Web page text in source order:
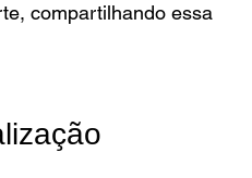
compartilhando essa